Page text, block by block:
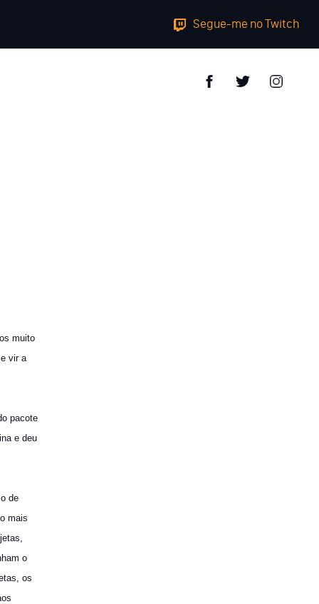
Segue-me no Twitch
muito
vir a
pacote
e deu
de
mais
o
os